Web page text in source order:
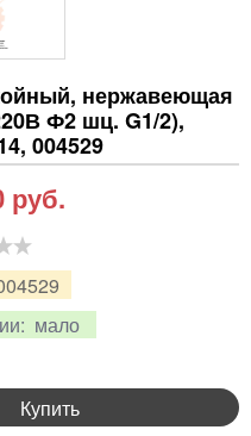
нержавеющая
Ф2 шц. G1/2),
004529
мало
руб.
Купить